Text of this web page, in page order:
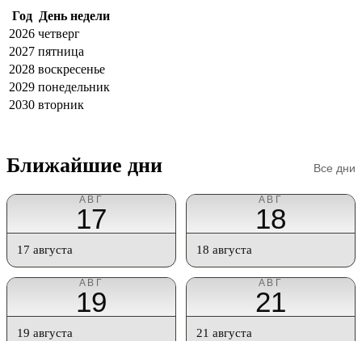
Год
День недели
2026 четверг
2027 пятница
2028 воскресенье
2029 понедельник
2030 вторник
Ближайшие дни Все дни
АВГ
17
17 августа
АВГ
18
18 августа
АВГ
19
19 августа
АВГ
21
21 августа